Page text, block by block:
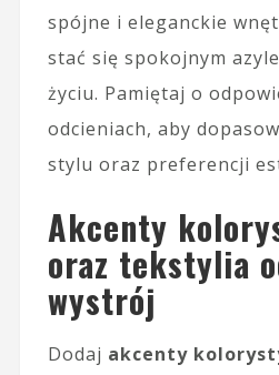
spójne i eleganckie
stać się spokojnym
życiu. Pamiętaj o
odcieniach, aby
stylu oraz preferencji
Akcenty
oraz tekstylia
wystrój
Dodaj akcenty